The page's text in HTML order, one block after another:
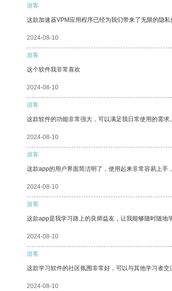
游客
这款加速器VPM应用程序已经为我们带来了无限的隐私
2024-08-10
游客
这个软件我非常喜欢
2024-08-10
游客
这款软件的功能非常强大，可以满足我日常使用的需求。
2024-08-10
游客
这款app的用户界面简洁明了，使用起来非常容易上手
2024-08-10
游客
这款app是我学习路上的良师益友，让我能够随时随地
2024-08-10
游客
这款学习软件的社区氛围非常好，可以与其他学习者交
2024-08-10